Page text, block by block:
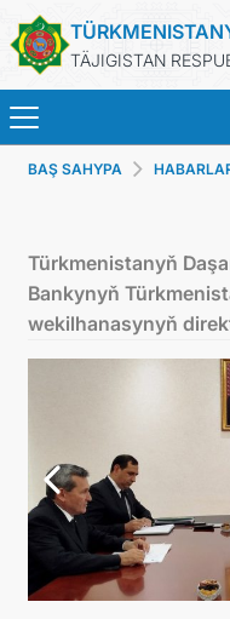
TÄJIGISTAN
BAŞ SAHYPA
Türkmenistanyň
Bankynyň
wekilhanasynyň